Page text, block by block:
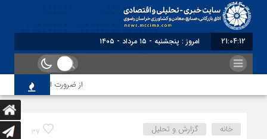
21:04:12 امروز : پنجشنبه - ۱۵ مرداد - ۱۴۰۵
از ضرورت اصلاح رویه‌های
37 خانه گزارش و تحلیل